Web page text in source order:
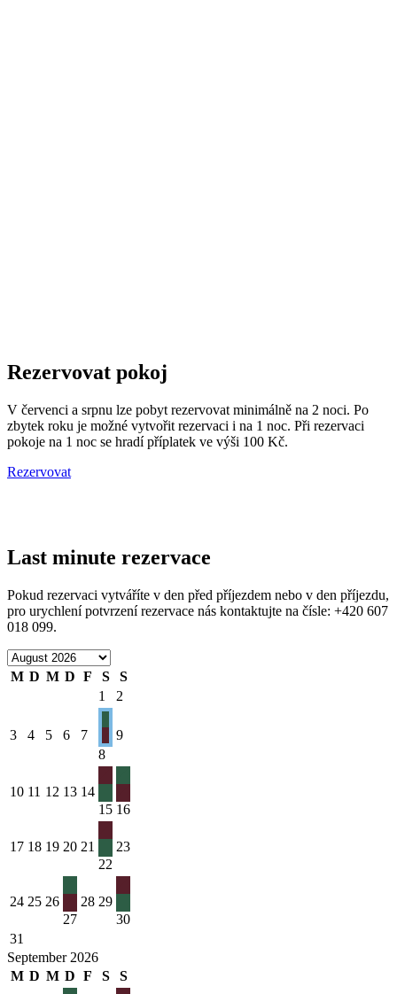
Rezervovat pokoj
V červenci a srpnu lze pobyt rezervovat minimálně na 2 noci. Po
zbytek roku je možné vytvořit rezervaci i na 1 noc. Při rezervaci
pokoje na 1 noc se hradí příplatek ve výši 100 Kč.
Rezervovat
Last minute rezervace
Pokud rezervaci vytváříte v den před příjezdem nebo v den příjezdu,
pro urychlení potvrzení rezervace nás kontaktujte na čísle: +420 607
018 099.
M D M D F S
S
1
2
3 4 5 6
7
8
9
10 11 12 13 14
15 16
17 18 19 20 21
22
23
24 25 26
27
28 29
30
31
September 2026
M D M D F S S